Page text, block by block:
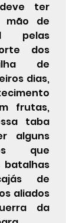
mão de
pelas
dos
de
dias,
frutas,
taba
alguns
que
de
aliados
da